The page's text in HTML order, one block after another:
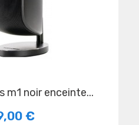
m1 noir enceinte...
€